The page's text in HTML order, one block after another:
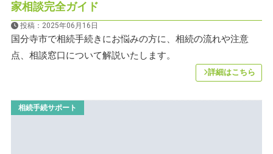
家相談完全ガイド
投稿：2025年06月16日
国分寺市で相続手続きにお悩みの方に、相続の流れや注意
点、相談窓口について解説いたします。
詳細はこちら
相続手続サポート